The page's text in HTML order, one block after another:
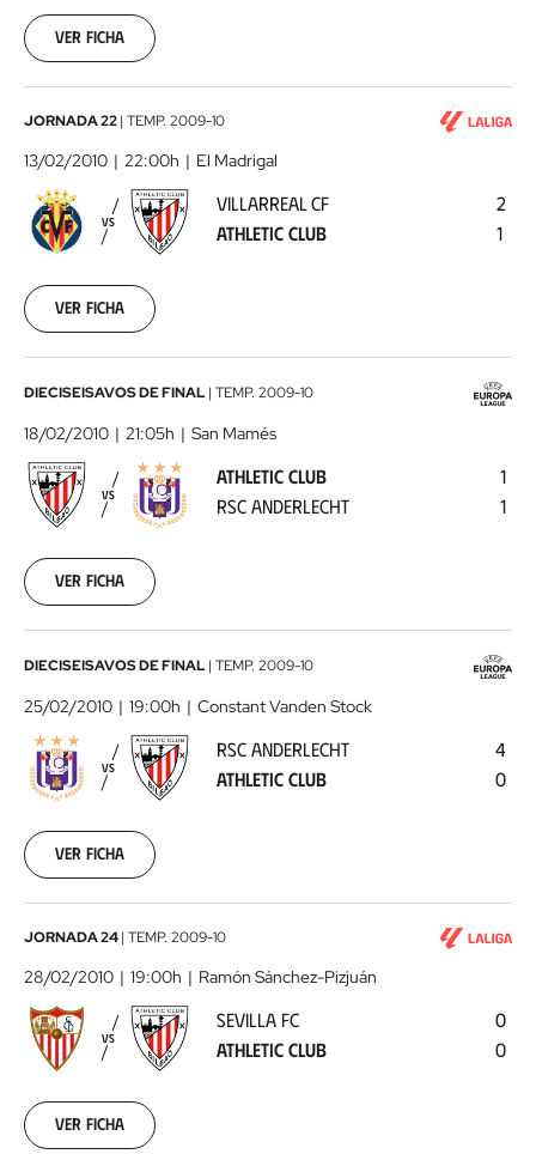
07
00:00:00
Ver ficha
Villarreal
CF
Athletic
Club2010-
13
00:00:00
JORNADA 22| TEMP. 2009-10
13/02/2010 22:00h El Madrigal
VS
VILLARREAL CF
ATHLETIC CLUB
2
1
Ver ficha
Athletic
Club
-
RSC
Anderlecht2010-
18
00:00:00
DIECISEISAVOS DE FINAL | TEMP. 2009-10
18/02/2010 21:05h San Mamés
VS
ATHLETIC CLUB
RSC ANDERLECHT
1
1
Ver ficha
RSC
Anderlecht
Athletic
Club2010-
25
00:00:00
DIECISEISAVOS DE FINAL | TEMP. 2009-10
25/02/2010 19:00h Constant Vanden Stock
VS
RSC ANDERLECHT
ATHLETIC CLUB
4
0
Ver ficha
Sevilla
FC
-
Athletic
Club2010-
28
JORNADA 24| TEMP. 2009-10
28/02/2010 19:00h Ramón Sánchez-Pizjuán
VS
SEVILLA FC
ATHLETIC CLUB
0
0
Ver ficha